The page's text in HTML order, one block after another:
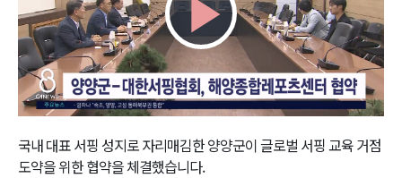
Play
Video
국내 대표 서핑 성지로 자리매김한 양양군이 글로벌 서핑 교육 거점
도약을 위한 협약을 체결했습니다.